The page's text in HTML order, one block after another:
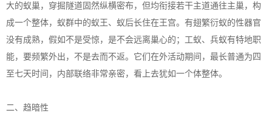
大的蚁巢，穿掘隧道固然纵横密布，但均衔接若干主道通往主巢，构
成一个整体，蚁群中的蚁王、蚁后长住在王宫。有翅繁衍蚁的性器官
没有成熟，假如不是受惊，是不会远离巢心的；工蚁、兵蚁有特地职
能，要频繁外出，不是去而不返。它们在外活动期间，最长普通为四
至七天时间，内部联络非常亲密，看上去犹如一个体整体。
二、趋暗性